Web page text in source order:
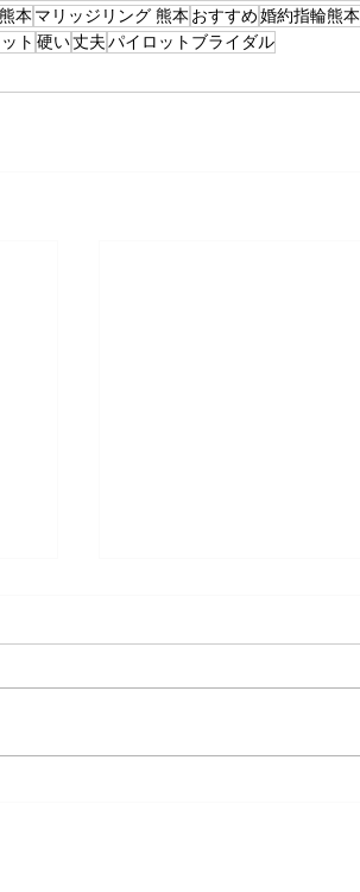
本 マリッジリング 熊本 おすすめ婚約指輪熊本
ト 硬い丈夫パイロットブライダル